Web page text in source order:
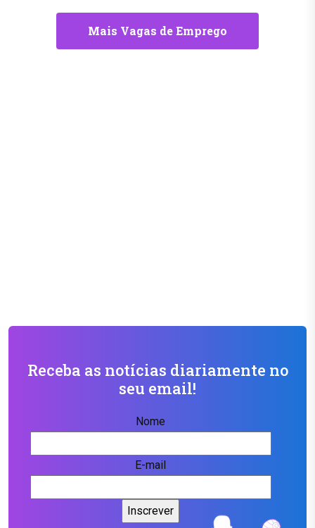
Mais Vagas de Emprego
Receba as notícias diariamente no
seu email!
Nome
E-mail